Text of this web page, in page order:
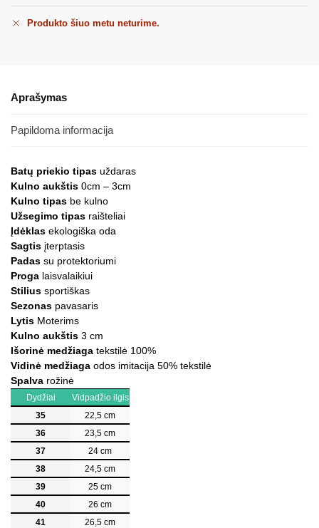
Produkto šiuo metu neturime.
Aprašymas
Papildoma informacija
Batų priekio tipas uždaras
Kulno aukštis 0cm – 3cm
Kulno tipas be kulno
Užsegimo tipas raišteliai
Įdėklas ekologiška oda
Sagtis įterptasis
Padas su protektoriumi
Proga laisvalaikiui
Stilius sportiškas
Sezonas pavasaris
Lytis Moterims
Kulno aukštis 3 cm
Išorinė medžiaga tekstilė 100%
Vidinė medžiaga odos imitacija 50% tekstilė
Spalva rožinė
Dydžiai
Vidpadžio ilgis
35
22,5 cm
36
23,5 cm
37
24 cm
38
24,5 cm
39
25 cm
40
26 cm
41
26,5 cm